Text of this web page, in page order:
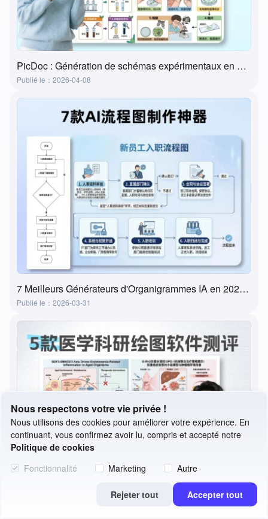
PicDoc : Génération de schémas expérimentaux en un clic — l'outil ultime pour la préparation des cours de laboratoire
Publié le：2026-04-08
7 Meilleurs Générateurs d'Organigrammes IA en 2026 : Transformez vos idées en organigrammes en quelques minutes
Publié le：2026-03-31
Nous respectons votre vie privée !
Nous utilisons des cookies pour améliorer votre expérience. En
continuant, vous confirmez avoir lu, compris et accepté notre
Politique de cookies
Fonctionnalité
Marketing Autre
Rejeter tout Accepter tout